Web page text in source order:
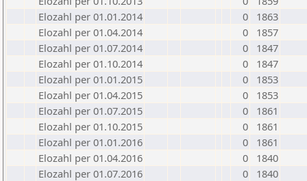
Elozahl per 01.01.2014
0
1863
Elozahl per 01.04.2014
0
1857
Elozahl per 01.07.2014
0
1847
Elozahl per 01.10.2014
0
1847
Elozahl per 01.01.2015
0
1853
Elozahl per 01.04.2015
0
1853
Elozahl per 01.07.2015
0
1861
Elozahl per 01.10.2015
0
1861
Elozahl per 01.01.2016
0
1861
Elozahl per 01.04.2016
0
1840
Elozahl per 01.07.2016
0
1840